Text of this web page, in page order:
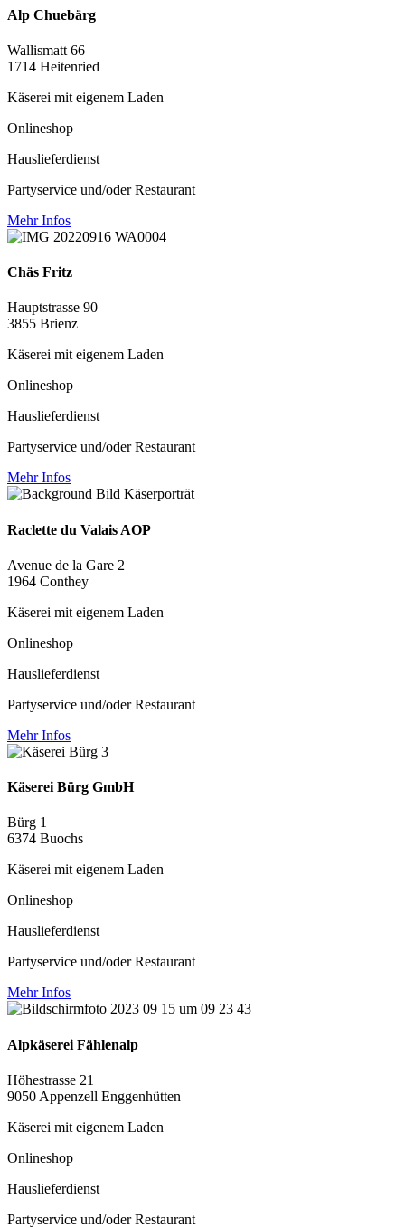
Alp Chuebärg
Wallismatt 66
1714 Heitenried
Käserei mit eigenem Laden
Onlineshop
Hauslieferdienst
Partyservice und/oder Restaurant
Mehr Infos
Chäs Fritz
Hauptstrasse 90
3855 Brienz
Käserei mit eigenem Laden
Onlineshop
Hauslieferdienst
Partyservice und/oder Restaurant
Mehr Infos
Raclette du Valais AOP
Avenue de la Gare 2
1964 Conthey
Käserei mit eigenem Laden
Onlineshop
Hauslieferdienst
Partyservice und/oder Restaurant
Mehr Infos
Käserei Bürg GmbH
Bürg 1
6374 Buochs
Käserei mit eigenem Laden
Onlineshop
Hauslieferdienst
Partyservice und/oder Restaurant
Mehr Infos
Alpkäserei Fählenalp
Höhestrasse 21
9050 Appenzell Enggenhütten
Käserei mit eigenem Laden
Onlineshop
Hauslieferdienst
Partyservice und/oder Restaurant